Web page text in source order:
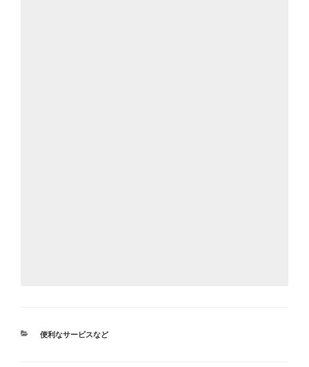
カ
便利なサービスなど